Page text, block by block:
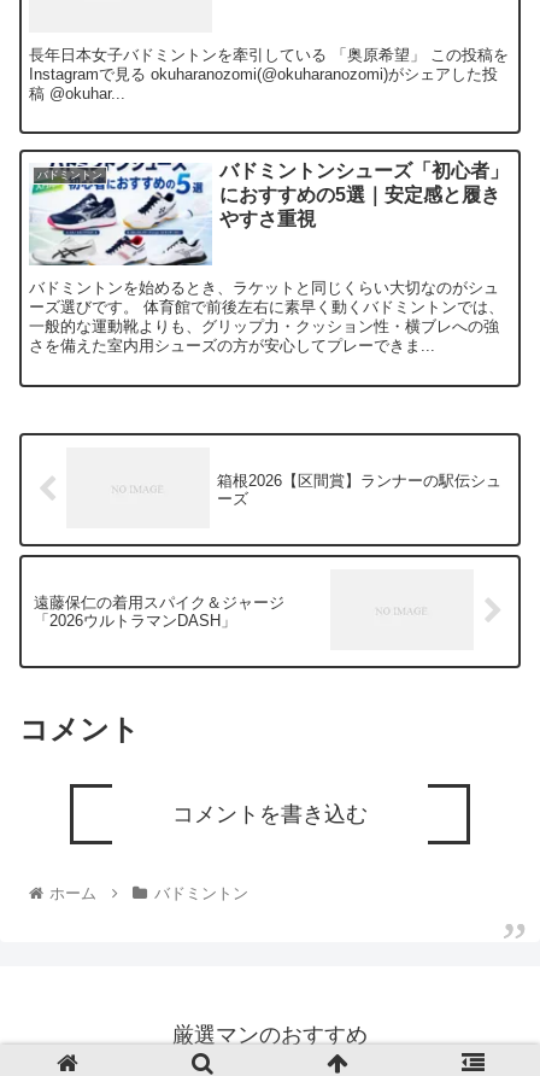
長年日本女子バドミントンを牽引している 「奥原希望」 この投稿を
Instagramで見る okuharanozomi(@okuharanozomi)がシェアした投
稿 @okuhar...
バドミントン
バドミントンシューズ「初心者」
におすすめの5選｜安定感と履き
やすさ重視
バドミントンを始めるとき、ラケットと同じくらい大切なのがシュ
ーズ選びです。 体育館で前後左右に素早く動くバドミントンでは、
一般的な運動靴よりも、グリップ力・クッション性・横ブレへの強
さを備えた室内用シューズの方が安心してプレーできま...
箱根2026【区間賞】ランナーの駅伝シュ
ーズ
遠藤保仁の着用スパイク＆ジャージ
「2026ウルトラマンDASH」
コメント
コメントを書き込む
ホーム バドミントン
厳選マンのおすすめ
© 2022 厳選マンのおすすめ.